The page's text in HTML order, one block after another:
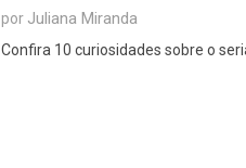
por Juliana Miranda
Confira 10 curiosidades sobre o